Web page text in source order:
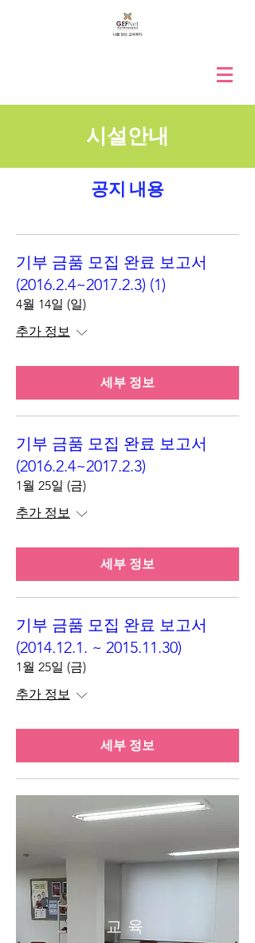
시설안내
공지 내용
기부 금품 모집 완료 보고서
(2016.2.4~2017.2.3) (1)
4월 14일 (일)
추가 정보
세부 정보
기부 금품 모집 완료 보고서
(2016.2.4~2017.2.3)
1월 25일 (금)
추가 정보
세부 정보
기부 금품 모집 완료 보고서
(2014.12.1. ~ 2015.11.30)
1월 25일 (금)
추가 정보
세부 정보
교육